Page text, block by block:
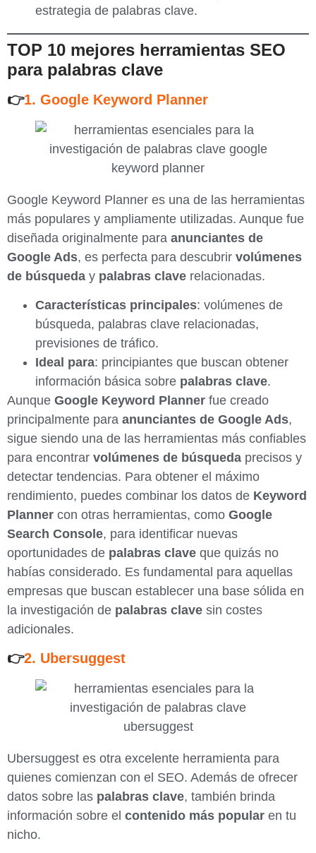
estrategia de palabras clave.
TOP 10 mejores herramientas SEO
para palabras clave
👉1. Google Keyword Planner
Google Keyword Planner es una de las herramientas
más populares y ampliamente utilizadas. Aunque fue
diseñada originalmente para anunciantes de
Google Ads, es perfecta para descubrir volúmenes
de búsqueda y palabras clave relacionadas.
Características principales: volúmenes de
búsqueda, palabras clave relacionadas,
previsiones de tráfico.
Ideal para: principiantes que buscan obtener
información básica sobre palabras clave.
Aunque Google Keyword Planner fue creado
principalmente para anunciantes de Google Ads,
sigue siendo una de las herramientas más confiables
para encontrar volúmenes de búsqueda precisos y
detectar tendencias. Para obtener el máximo
rendimiento, puedes combinar los datos de Keyword
Planner con otras herramientas, como Google
Search Console, para identificar nuevas
oportunidades de palabras clave que quizás no
habías considerado. Es fundamental para aquellas
empresas que buscan establecer una base sólida en
la investigación de palabras clave sin costes
adicionales.
👉2. Ubersuggest
Ubersuggest es otra excelente herramienta para
quienes comienzan con el SEO. Además de ofrecer
datos sobre las palabras clave, también brinda
información sobre el contenido más popular en tu
nicho.